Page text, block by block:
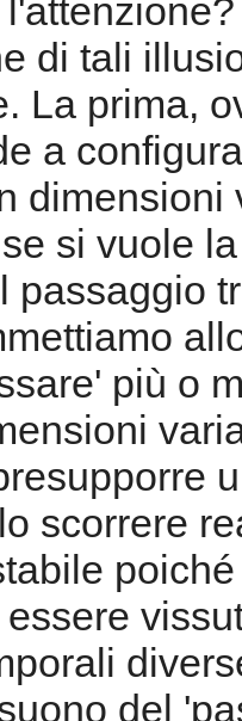
di tali
La prima,
a
si vuole
passaggio
più o
scorrere
del